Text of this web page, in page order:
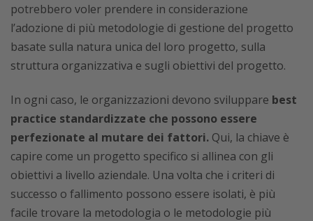
potrebbero voler prendere in considerazione
l’adozione di più metodologie di gestione del progetto
basate sulla natura unica del loro progetto, sulla
struttura organizzativa e sugli obiettivi del progetto.
In ogni caso, le organizzazioni devono sviluppare best
practice standardizzate che possono essere
perfezionate al mutare dei fattori. Qui, la chiave è
capire come un progetto specifico si allinea con gli
obiettivi a livello aziendale. Una volta che i criteri di
successo o fallimento possono essere isolati, è più
facile trovare la metodologia o le metodologie più